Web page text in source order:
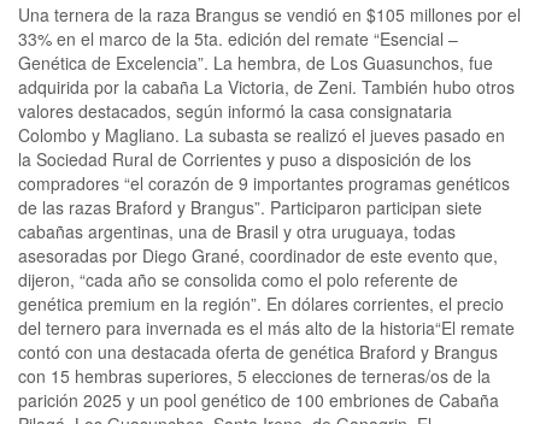
Una ternera de la raza Brangus se vendió en $105 millones por el
33% en el marco de la 5ta. edición del remate “Esencial –
Genética de Excelencia”. La hembra, de Los Guasunchos, fue
adquirida por la cabaña La Victoria, de Zeni. También hubo otros
valores destacados, según informó la casa consignataria
Colombo y Magliano. La subasta se realizó el jueves pasado en
la Sociedad Rural de Corrientes y puso a disposición de los
compradores “el corazón de 9 importantes programas genéticos
de las razas Braford y Brangus”. Participaron participan siete
cabañas argentinas, una de Brasil y otra uruguaya, todas
asesoradas por Diego Grané, coordinador de este evento que,
dijeron, “cada año se consolida como el polo referente de
genética premium en la región”. En dólares corrientes, el precio
del ternero para invernada es el más alto de la historia“El remate
contó con una destacada oferta de genética Braford y Brangus
con 15 hembras superiores, 5 elecciones de terneras/os de la
parición 2025 y un pool genético de 100 embriones de Cabaña